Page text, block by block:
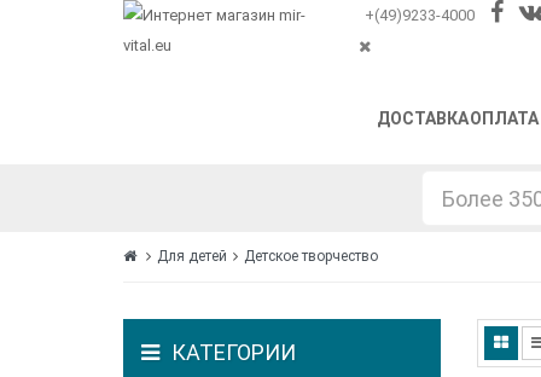
+(49)9233-4000
ДОСТАВКАОПЛАТА
Для детей Детское творчество
КАТЕГОРИИ